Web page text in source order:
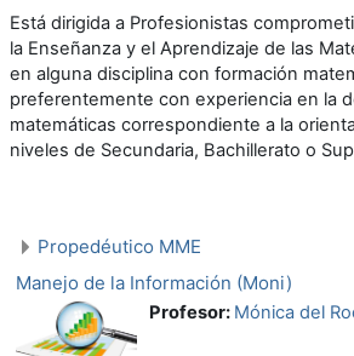
Está dirigida a Profesionistas
la Enseñanza y el Aprendizaje de las
en alguna disciplina con formación
preferentemente con experiencia en la
matemáticas correspondiente a la
niveles de Secundaria, Bachillerato o
Propedéutico MME
Manejo de la Información (Moni)
Profesor: Mónica del